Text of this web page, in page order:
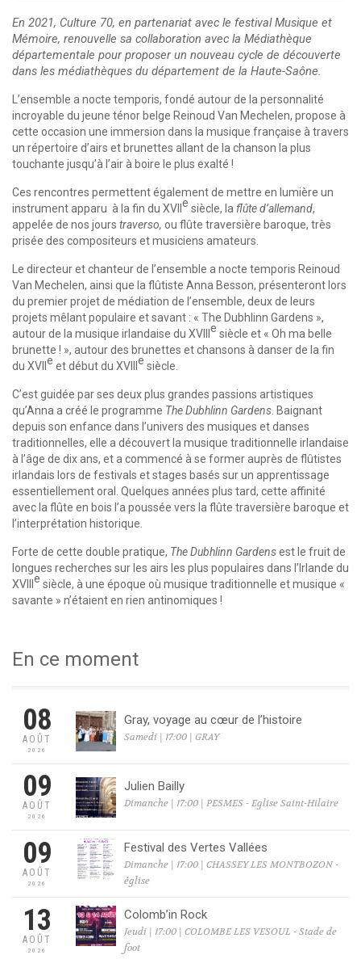
En 2021, Culture 70, en partenariat avec le festival Musique et
Mémoire, renouvelle sa collaboration avec la Médiathèque
départementale pour proposer un nouveau cycle de découverte
dans les médiathèques du département de la Haute-Saône.
L’ensemble a nocte temporis, fondé autour de la personnalité
incroyable du jeune ténor belge Reinoud Van Mechelen, propose à
cette occasion une immersion dans la musique française à travers
un répertoire d’airs et brunettes allant de la chanson la plus
touchante jusqu’à l’air à boire le plus exalté !
Ces rencontres permettent également de mettre en lumière un
instrument apparu à la fin du XVII e siècle, la flûte d’allemand,
appelée de nos jours traverso, ou flûte traversière baroque, très
prisée des compositeurs et musiciens amateurs.
Le directeur et chanteur de l’ensemble a nocte temporis Reinoud
Van Mechelen, ainsi que la flûtiste Anna Besson, présenteront lors
du premier projet de médiation de l’ensemble, deux de leurs
projets mêlant populaire et savant : « The Dubhlinn Gardens »,
autour de la musique irlandaise du XVIII e siècle et « Oh ma belle
brunette ! », autour des brunettes et chansons à danser de la fin
du XVII e et début du XVIII e siècle.
C’est guidée par ses deux plus grandes passions artistiques
qu’Anna a créé le programme The Dubhlinn Gardens. Baignant
depuis son enfance dans l’univers des musiques et danses
traditionnelles, elle a découvert la musique traditionnelle irlandaise
à l’âge de dix ans, et a commencé à se former auprès de flûtistes
irlandais lors de festivals et stages basés sur un apprentissage
essentiellement oral. Quelques années plus tard, cette affinité
avec la flûte en bois l’a poussée vers la flûte traversière baroque et
l’interprétation historique.
Forte de cette double pratique, The Dubhlinn Gardensest le fruit de
longues recherches sur les airs les plus populaires dans l’Irlande du
XVIII e siècle, à une époque où musique traditionnelle et musique «
savante » n’étaient en rien antinomiques !
En ce moment
08
AOÛT
2026
Gray, voyage au cœur de l’histoire
Samedi | 17:00 | GRAY
09
AOÛT
2026
Julien Bailly
Dimanche | 17:00 | PESMES - Eglise Saint-Hilaire
09
AOÛT
2026
Festival des Vertes Vallées
Dimanche | 17:00 | CHASSEY LES MONTBOZON -
église
13
AOÛT
2026
Colomb’in Rock
Jeudi | 17:00 | COLOMBE LES VESOUL - Stade de
foot